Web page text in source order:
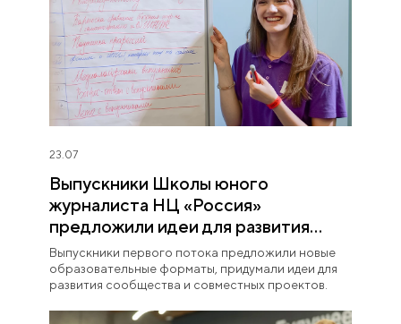
23.07
Выпускники Школы юного
журналиста НЦ «Россия»
предложили идеи для развития
проекта
Выпускники первого потока предложили новые
образовательные форматы, придумали идеи для
развития сообщества и совместных проектов.